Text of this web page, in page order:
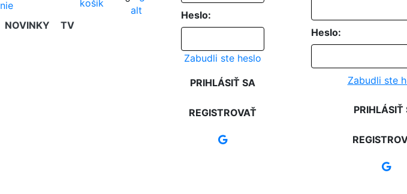
NOVINKY TV
Heslo:
Zabudli ste heslo
PRIHLÁSIŤ SA
REGISTROVAŤ
Heslo:
Zabudli ste
PRIHLÁSIŤ